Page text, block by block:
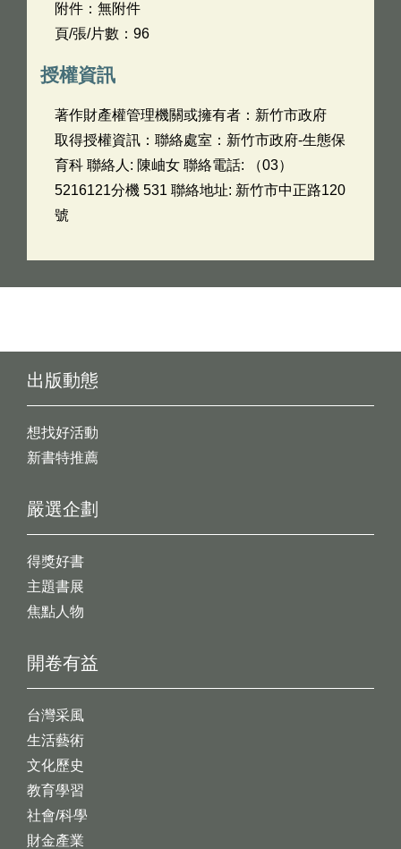
附件：無附件
頁/張/片數：96
授權資訊
著作財產權管理機關或擁有者：新竹市政府
取得授權資訊：聯絡處室：新竹市政府-生態保
育科 聯絡人: 陳岫女 聯絡電話: （03）
5216121分機 531 聯絡地址: 新竹市中正路120
號
出版動態
想找好活動
新書特推薦
開卷有益
台灣采風
生活藝術
文化歷史
教育學習
社會/科學
財金產業
嚴選企劃
得獎好書
主題書展
焦點人物